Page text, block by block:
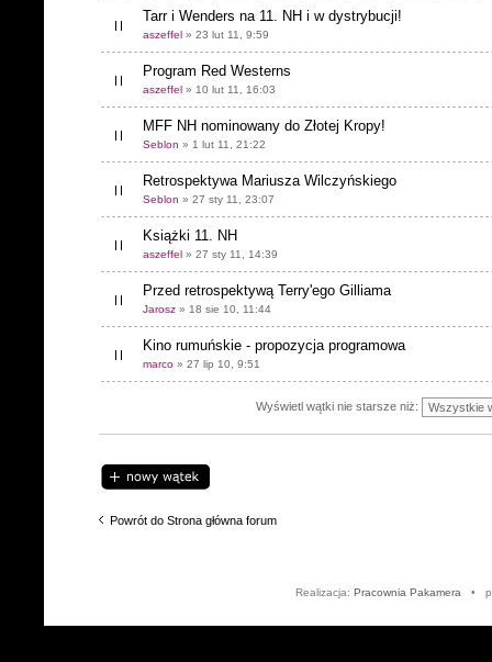
Tarr i Wenders na 11. NH i w dystrybucji!
aszeffel » 23 lut 11, 9:59
Program Red Westerns
aszeffel » 10 lut 11, 16:03
MFF NH nominowany do Złotej Kropy!
Seblon » 1 lut 11, 21:22
Retrospektywa Mariusza Wilczyńskiego
Seblon » 27 sty 11, 23:07
Książki 11. NH
aszeffel » 27 sty 11, 14:39
Przed retrospektywą Terry'ego Gilliama
Jarosz » 18 sie 10, 11:44
Kino rumuńskie - propozycja programowa
marco » 27 lip 10, 9:51
Wyświetl wątki nie starsze niż:
Napisz wątek
Powrót do Strona główna forum
Realizacja: Pracownia Pakamera •